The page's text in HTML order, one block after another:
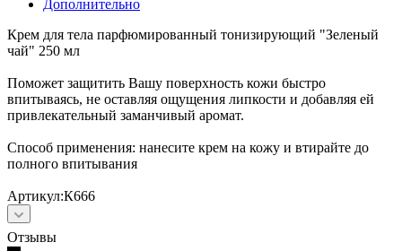
Дополнительно
Крем для тела парфюмированный тонизирующий "Зеленый
чай" 250 мл
Поможет защитить Вашу поверхность кожи быстро
впитываясь, не оставляя ощущения липкости и добавляя ей
привлекательный заманчивый аромат.
Способ применения: нанесите крем на кожу и втирайте до
полного впитывания
Артикул:К666
Отзывы